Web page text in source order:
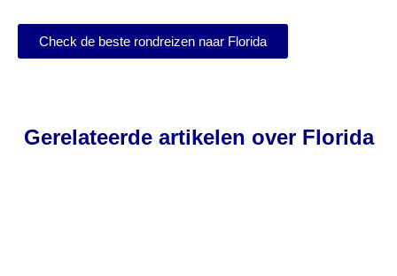
Check de beste rondreizen naar Florida
Gerelateerde artikelen over Florida